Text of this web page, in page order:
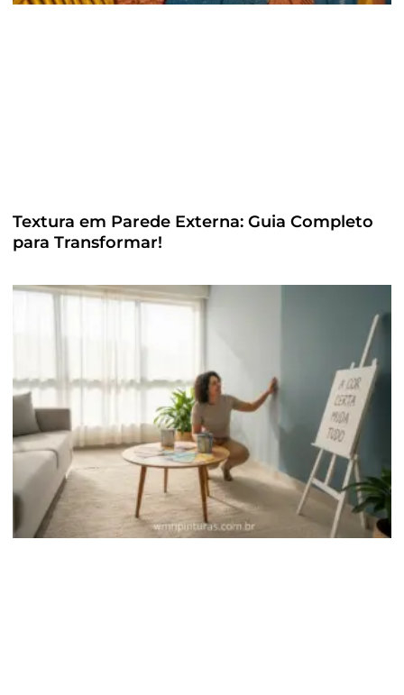
Textura em Parede Externa: Guia Completo
para Transformar!